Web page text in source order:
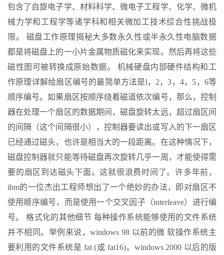
包含了自旋电子学、材料科学、微电子工程学、化学、微机
械力学和工程学等诸学科和相关微加工技术综合性挑战极
限。 磁盘工作原理揭秘大多数永久性或半永久性电脑数据
都是将磁盘上的一小片金属物质磁化来实现。然后再将这些
磁性图可被转换成原始数据。 机械硬盘内部硬件结构和工
作原理详解给扇区编号的最简单方法是l，2，3，4，5，6等
顺序编号。如果扇区按顺序绕着磁道依次编号，那么，控制
器在处理一个扇区的数据期间，磁盘旋转太远，超过扇区间
的间隔（这个间隔很小），控制器要读出或写入的下一扇区
已经通过磁头，也许是相当大的一段距离。在这种情况下，
磁盘控制器就只能等待磁盘再次旋转几乎一周，才能使得需
要的扇区到达磁头下面。这就很浪费时间了。许多年前，
ibm的一位杰出工程师想出了一个绝妙的办法，即对扇区不
使用顺序编号，而是使用一个交叉因子（interleave）进行编
号。 格式化的其他细节 每种操作系统能够使用的文件系统
并不相同。举例来说，windows 98 以前的微 软操作系统主
要利用的文件系统是 fat (或 fat16)，windows 2000 以后的版